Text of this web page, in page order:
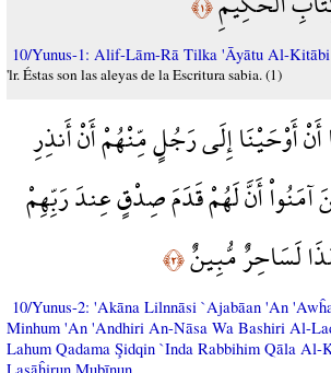
10/Yunus-1: Alif-Lām-Rā Tilka 'Āyātu Al-
'lr. Éstas son las aleyas de la Escritura sabia. (1)
أَوْحَيْنَا إِلَى رَجُلٍ مِّنْهُمْ أَنْ أَنذِرِ
آمَنُواْ أَنَّ لَهُمْ قَدَمَ صِدْقٍ عِندَ رَبِّهِمْ
لَسَاحِرٌ مُّبِينٌ﴿٢﴾
10/Yunus-2: 'Akāna Lilnnāsi `Ajabāan 'An
Minhum 'An 'Andhiri An-Nāsa Wa Bashiri Al-
Lahum Qadama Şidqin `Inda Rabbihim Qāla Al-